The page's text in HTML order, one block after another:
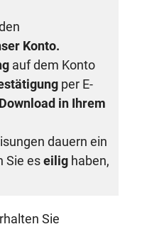
Konto.
auf dem Konto
per E-
in Ihrem
dauern ein
Sie es eilig haben,
Sie